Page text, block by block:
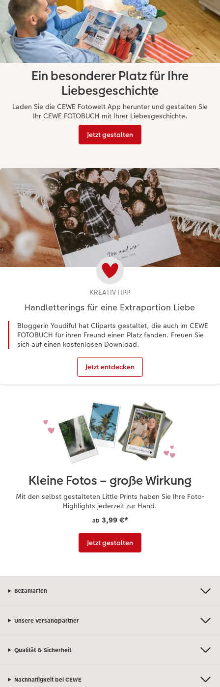
Ein besonderer Platz für Ihre
Liebesgeschichte
Laden Sie die CEWE Fotowelt App herunter und gestalten Sie
Ihr CEWE FOTOBUCH mit Ihrer Liebesgeschichte.
Jetzt gestalten
KREATIVTIPP
Handletterings für eine Extraportion Liebe
Bloggerin Youdiful hat Cliparts gestaltet, die auch im CEWE
FOTOBUCH für ihren Freund einen Platz fanden. Freuen Sie
sich auf einen kostenlosen Download.
Jetzt entdecken
Kleine Fotos – große Wirkung
Mit den selbst gestalteten Little Prints haben Sie Ihre Foto-
Highlights jederzeit zur Hand.
ab 3,99 €*
Jetzt gestalten
Bezahlarten
Unsere Versandpartner
Qualität & Sicherheit
Nachhaltigkeit bei CEWE